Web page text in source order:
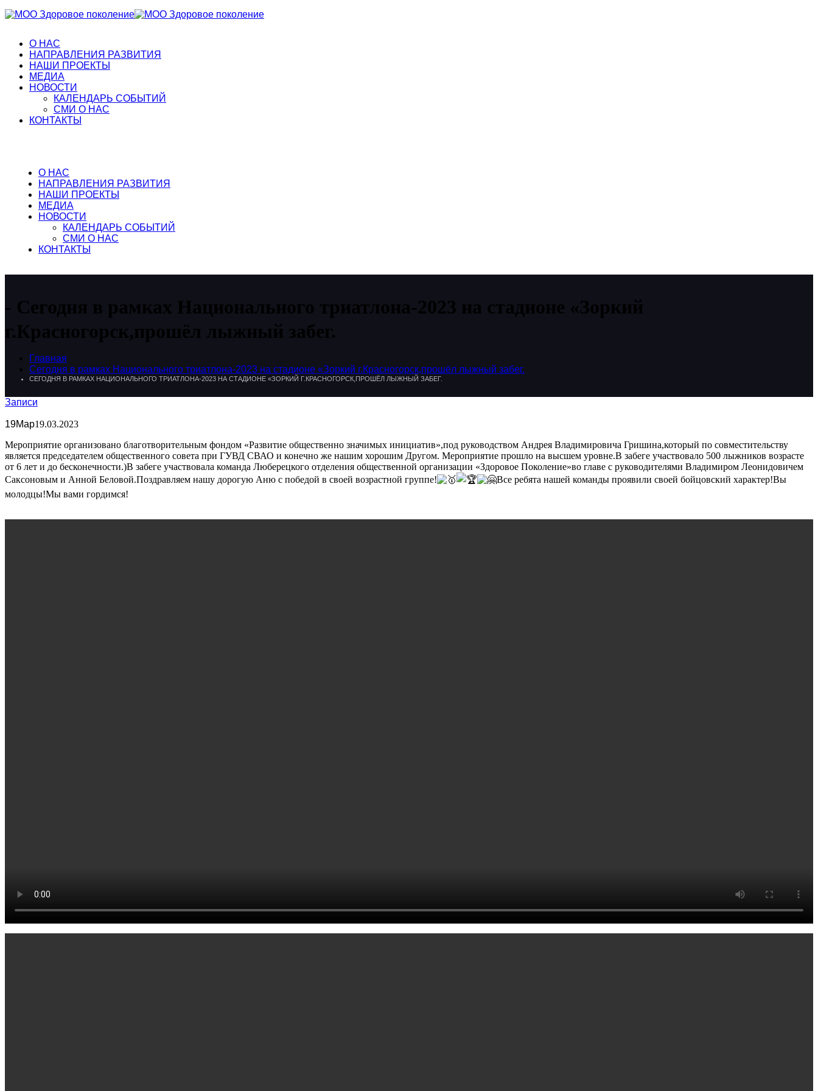
О НАС
НАПРАВЛЕНИЯ РАЗВИТИЯ
НАШИ ПРОЕКТЫ
МЕДИА
НОВОСТИ
КАЛЕНДАРЬ СОБЫТИЙ
СМИ О НАС
КОНТАКТЫ
О НАС
НАПРАВЛЕНИЯ РАЗВИТИЯ
НАШИ ПРОЕКТЫ
МЕДИА
НОВОСТИ
КАЛЕНДАРЬ СОБЫТИЙ
СМИ О НАС
КОНТАКТЫ
Сегодня в рамках Национального триатлона-2023 на стадионе «Зоркий
г.Красногорск,прошёл лыжный забег.
Главная
Сегодня в рамках Национального триатлона-2023 на стадионе «Зоркий г.Красногорск,прошёл лыжный забег.
СЕГОДНЯ В РАМКАХ НАЦИОНАЛЬНОГО ТРИАТЛОНА-2023 НА СТАДИОНЕ «ЗОРКИЙ Г.КРАСНОГОРСК,ПРОШЁЛ ЛЫЖНЫЙ ЗАБЕГ.
Записи
19Мар19.03.2023
Мероприятие организовано благотворительным фондом «Развитие общественно значимых инициатив»,под руководством Андрея Владимировича Гришина,который по совместительству
является председателем общественного совета при ГУВД СВАО и конечно же нашим хорошим Другом. Мероприятие прошло на высшем уровне.В забеге участвовало 500 лыжников возрасте
от 6 лет и до бесконечности.)В забеге участвовала команда Люберецкого отделения общественной организации «Здоровое Поколение»во главе с руководителями Владимиром Леонидовичем
Саксоновым и Анной Беловой.Поздравляем нашу дорогую Аню с победой в своей возрастной группе!
Все ребята нашей команды проявили своей бойцовский характер!Вы
молодцы!Мы вами гордимся!